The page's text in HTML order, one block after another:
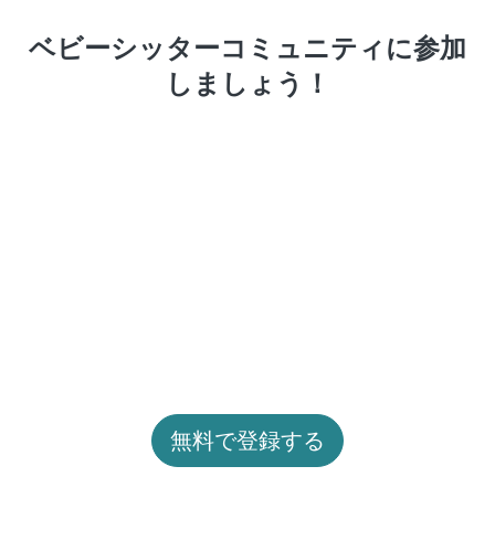
ベビーシッターコミュニティに参加
しましょう！
無料で登録する